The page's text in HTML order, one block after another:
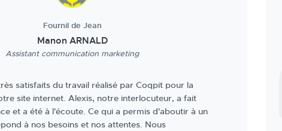
AYDATSKY
Alexis Beaud
Dirigeant
avec l’entreprise coqpit a débuté en 2020. Ils ont
prestataire et ont été particulièrement à
sur les nouveaux sites Internet. La charte
et l’expérience cliente très bien pensée. De très